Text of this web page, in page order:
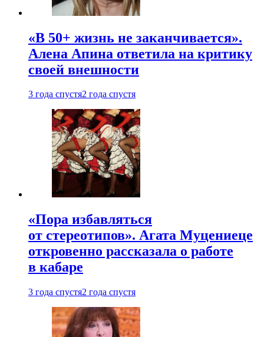
«В 50+ жизнь не заканчивается».
Алена Апина ответила на критику
своей внешности
3 года спустя2 года спустя
«Пора избавляться
от стереотипов». Агата Муцениеце
откровенно рассказала о работе
в кабаре
3 года спустя2 года спустя